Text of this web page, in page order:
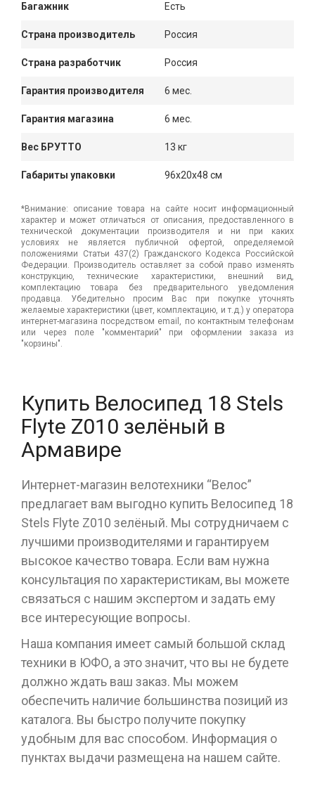
Багажник Есть
Страна производитель Россия
Страна разработчик Россия
Гарантия производителя 6 мес.
Гарантия магазина 6 мес.
Вес БРУТТО 13 кг
Габариты упаковки 96x20x48 см
*Внимание: описание товара на сайте носит информационный
характер и может отличаться от описания, предоставленного в
технической документации производителя и ни при каких
условиях не является публичной офертой, определяемой
положениями Статьи 437(2) Гражданского Кодекса Российской
Федерации. Производитель оставляет за собой право изменять
конструкцию, технические характеристики, внешний вид,
комплектацию товара без предварительного уведомления
продавца. Убедительно просим Вас при покупке уточнять
желаемые характеристики (цвет, комплектацию, и т.д.) у оператора
интернет-магазина посредством email, по контактным телефонам
или через поле "комментарий" при оформлении заказа из
"корзины".
Купить Велосипед 18 Stels
Flyte Z010 зелёный в
Армавире
Интернет-магазин велотехники “Велос”
предлагает вам выгодно купить Велосипед 18
Stels Flyte Z010 зелёный. Мы сотрудничаем с
лучшими производителями и гарантируем
высокое качество товара. Если вам нужна
консультация по характеристикам, вы можете
связаться с нашим экспертом и задать ему
все интересующие вопросы.
Наша компания имеет самый большой склад
техники в ЮФО, а это значит, что вы не будете
должно ждать ваш заказ. Мы можем
обеспечить наличие большинства позиций из
каталога. Вы быстро получите покупку
удобным для вас способом. Информация о
пунктах выдачи размещена на нашем сайте.